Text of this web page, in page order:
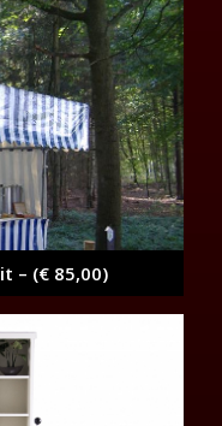
– (€ 85,00)